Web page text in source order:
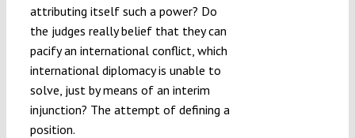
attributing itself such a power? Do
the judges really belief that they can
pacify an international conflict, which
international diplomacy is unable to
solve, just by means of an interim
injunction? The attempt of defining a
position.